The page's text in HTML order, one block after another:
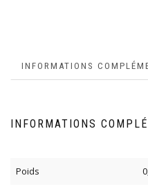
INFORMATIONS
INFORMATIONS
Poids